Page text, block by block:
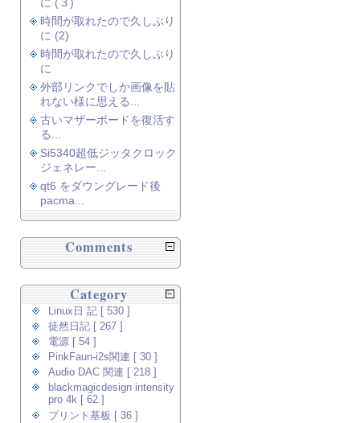
時間が取れたので久しぶり
に (2)
時間が取れたので久しぶり
に
外部リンクでしか画像を貼
れない様に思える...
古いマザーボードを復活す
る...
Si5340超低ジッタクロック
ジェネレー...
qt6 をダウングレード後
pacma...
Comments
Category
Linux日 記 [ 530 ]
徒然日記 [ 267 ]
電源 [ 54 ]
PinkFaun-i2s関連 [ 30 ]
Audio DAC 関連 [ 218 ]
blackmagicdesign intensity
pro 4k [ 62 ]
プリント基板 [ 36 ]